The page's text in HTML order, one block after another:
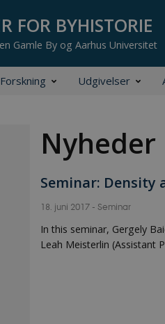
Forskning Udgivelser
Nyheder
Seminar: Density
18. juni 2017 - Seminar
In this seminar, Gergely
Leah Meisterlin (Assistant